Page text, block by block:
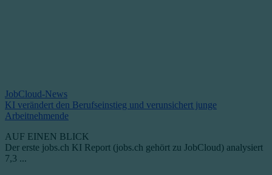
JobCloud-News
KI verändert den Berufseinstieg und verunsichert junge
Arbeitnehmende
AUF EINEN BLICK
Der erste jobs.ch KI Report (jobs.ch gehört zu JobCloud) analysiert
7,3 ...